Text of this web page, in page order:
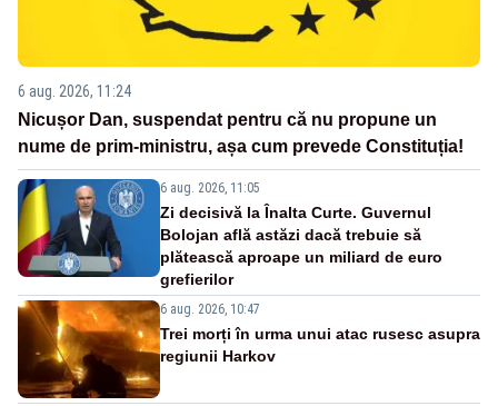
6 aug. 2026, 11:24
Nicușor Dan, suspendat pentru că nu propune un
nume de prim-ministru, așa cum prevede Constituția!
6 aug. 2026, 11:05
Zi decisivă la Înalta Curte. Guvernul
Bolojan află astăzi dacă trebuie să
plătească aproape un miliard de euro
grefierilor
6 aug. 2026, 10:47
Trei morți în urma unui atac rusesc asupra
regiunii Harkov